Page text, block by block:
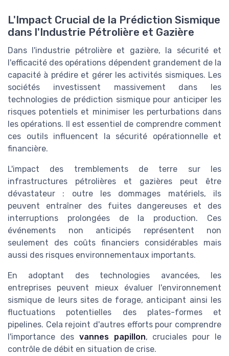
L'Impact Crucial de la Prédiction Sismique
dans l'Industrie Pétrolière et Gazière
Dans l'industrie pétrolière et gazière, la sécurité et
l'efficacité des opérations dépendent grandement de la
capacité à prédire et gérer les activités sismiques. Les
sociétés investissent massivement dans les
technologies de prédiction sismique pour anticiper les
risques potentiels et minimiser les perturbations dans
les opérations. Il est essentiel de comprendre comment
ces outils influencent la sécurité opérationnelle et
financière.
L'impact des tremblements de terre sur les
infrastructures pétrolières et gazières peut être
dévastateur : outre les dommages matériels, ils
peuvent entraîner des fuites dangereuses et des
interruptions prolongées de la production. Ces
événements non anticipés représentent non
seulement des coûts financiers considérables mais
aussi des risques environnementaux importants.
En adoptant des technologies avancées, les
entreprises peuvent mieux évaluer l'environnement
sismique de leurs sites de forage, anticipant ainsi les
fluctuations potentielles des plates-formes et
pipelines. Cela rejoint d'autres efforts pour comprendre
l'importance des vannes papillon, cruciales pour le
contrôle de débit en situation de crise.